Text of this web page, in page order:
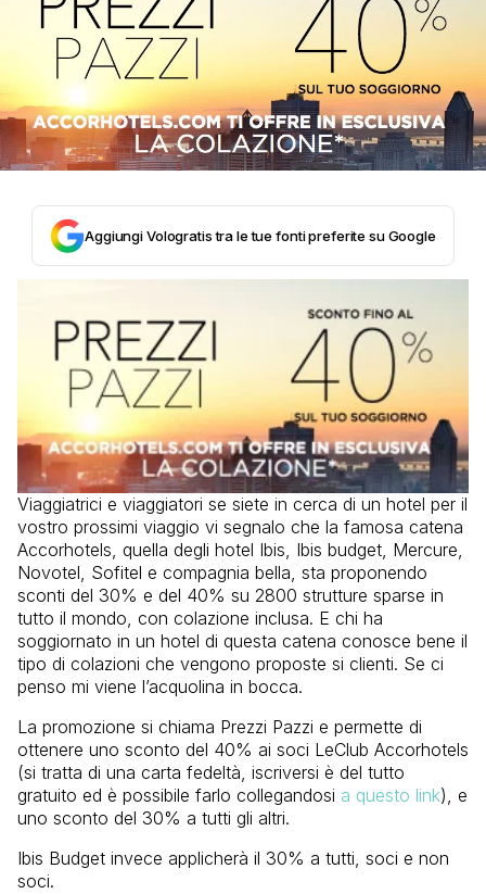
Aggiungi Vologratis tra le tue fonti preferite su Google
Viaggiatrici e viaggiatori se siete in cerca di un hotel per il
vostro prossimi viaggio vi segnalo che la famosa catena
Accorhotels, quella degli hotel Ibis, Ibis budget, Mercure,
Novotel, Sofitel e compagnia bella, sta proponendo
sconti del 30% e del 40% su 2800 strutture sparse in
tutto il mondo, con colazione inclusa. E chi ha
soggiornato in un hotel di questa catena conosce bene il
tipo di colazioni che vengono proposte si clienti. Se ci
penso mi viene l’acquolina in bocca.
La promozione si chiama Prezzi Pazzi e permette di
ottenere uno sconto del 40% ai soci LeClub Accorhotels
(si tratta di una carta fedeltà, iscriversi è del tutto
gratuito ed è possibile farlo collegandosi a questo link), e
uno sconto del 30% a tutti gli altri.
Ibis Budget invece applicherà il 30% a tutti, soci e non
soci.